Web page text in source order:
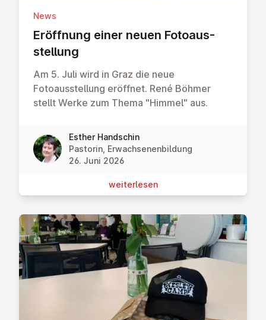
News
Eröffnung einer neuen Fo­to­aus­
stel­lung
Am 5. Juli wird in Graz die neue
Fotoausstellung eröffnet. René Böhmer
stellt Werke zum Thema "Himmel" aus.
Esther Handschin
Pastorin, Erwachsenenbildung
26. Juni 2026
wei­ter­le­sen